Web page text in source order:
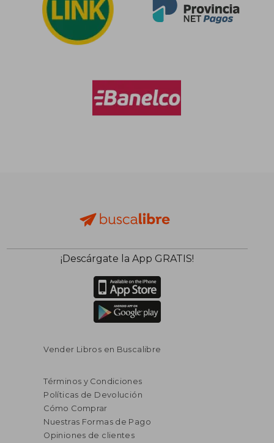
$ 38.035
¡Descárgate la App GRATIS!
Vender Libros en Buscalibre
Términos y Condiciones
Políticas de Devolución
Cómo Comprar
Nuestras Formas de Pago
Opiniones de clientes